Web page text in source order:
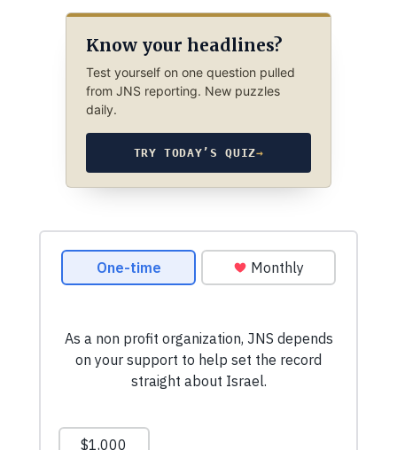
Know your headlines?
Test yourself on one question pulled
from JNS reporting. New puzzles
daily.
TRY TODAY’S QUIZ→